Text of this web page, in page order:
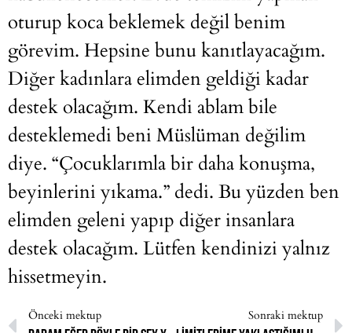
oturup koca beklemek değil benim
görevim. Hepsine bunu kanıtlayacağım.
Diğer kadınlara elimden geldiği kadar
destek olacağım. Kendi ablam bile
desteklemedi beni Müslüman değilim
diye. “Çocuklarımla bir daha konuşma,
beyinlerini yıkama.” dedi. Bu yüzden ben
elimden geleni yapıp diğer insanlara
destek olacağım. Lütfen kendinizi yalnız
hissetmeyin.
Önceki mektup Sonraki mektup